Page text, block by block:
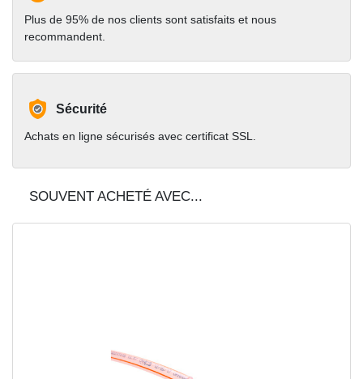
Plus de 95% de nos clients sont satisfaits et nous
recommandent.
Sécurité
Achats en ligne sécurisés avec certificat SSL.
SOUVENT ACHETÉ AVEC...